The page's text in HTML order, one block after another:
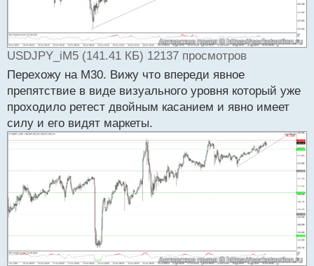
с
т
USDJPY_iM5 (141.41 КБ) 12137 просмотров
Перехожу на М30. Вижу что впереди явное
препятствие в виде визуального уровня который уже
проходило ретест двойным касанием и явно имеет
силу и его видят маркеты.